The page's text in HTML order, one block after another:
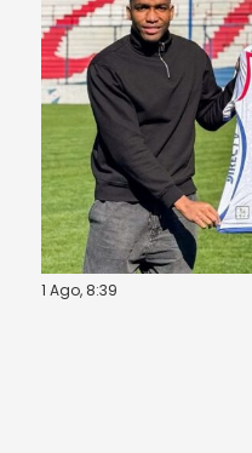
1 Ago, 8:39